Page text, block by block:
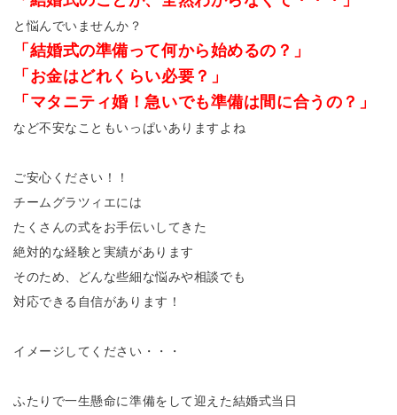
と悩んでいませんか？
「結婚式の準備って何から始めるの？」
「お金はどれくらい必要？」
「マタニティ婚！急いでも準備は間に合うの？」
など不安なこともいっぱいありますよね
ご安心ください！！
チームグラツィエには
たくさんの式をお手伝いしてきた
絶対的な経験と実績があります
そのため、どんな些細な悩みや相談でも
対応できる自信があります！
イメージしてください・・・
ふたりで一生懸命に準備をして迎えた結婚式当日